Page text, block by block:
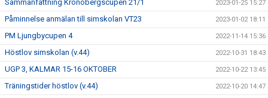
Sammanfattning Kronobergscupen 21/1 2023-01-25 15:27
Påminnelse anmälan till simskolan VT23 2023-01-02 18:11
PM Ljungbycupen 4 2022-11-14 15:36
Höstlov simskolan (v.44) 2022-10-31 18:43
UGP 3, KALMAR 15-16 OKTOBER 2022-10-22 13:45
Träningstider höstlov (v.44) 2022-10-20 14:47